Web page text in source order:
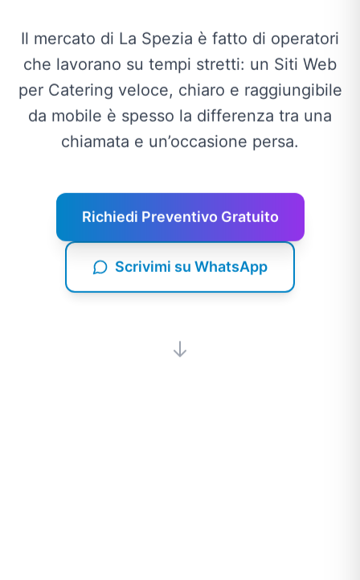
Il mercato di La Spezia è fatto di operatori
che lavorano su tempi stretti: un Siti Web
per Catering veloce, chiaro e raggiungibile
da mobile è spesso la differenza tra una
chiamata e un’occasione persa.
Richiedi Preventivo Gratuito
Scrivimi su WhatsApp